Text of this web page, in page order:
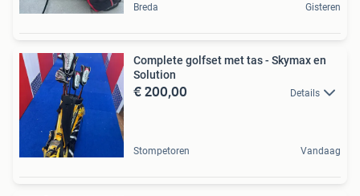
Breda Gisteren
Complete golfset met tas - Skymax en
Solution
€ 200,00 Details
Stompetoren Vandaag